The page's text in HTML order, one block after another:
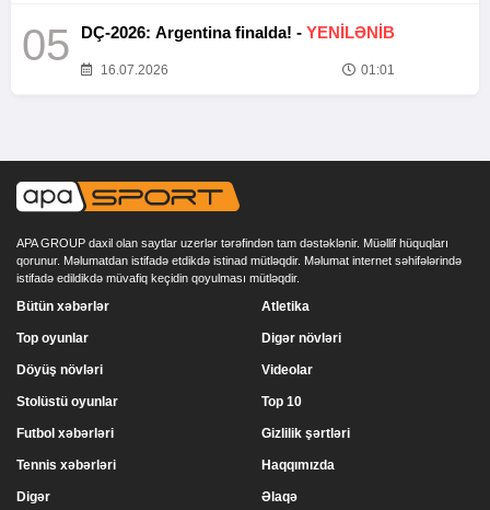
05 DÇ-2026: Argentina finalda! - YENİLƏNİB
16.07.2026 01:01
APA GROUP daxil olan saytlar uzerlər tərəfindən tam dəstəklənir. Müəllif hüquqları
qorunur. Məlumatdan istifadə etdikdə istinad mütləqdir. Məlumat internet səhifələrində
istifadə edildikdə müvafiq keçidin qoyulması mütləqdir.
Bütün xəbərlər
Top oyunlar
Döyüş növləri
Stolüstü oyunlar
Atletika
Digər növləri
Videolar
Top 10
Futbol xəbərləri
Tennis xəbərləri
Digər
Gizlilik şərtləri
Haqqımızda
Əlaqə